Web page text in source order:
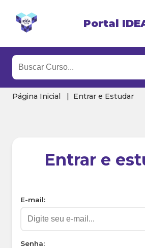
Portal
Página Inicial Entrar e Estudar
Entrar e
E-mail:
Senha: